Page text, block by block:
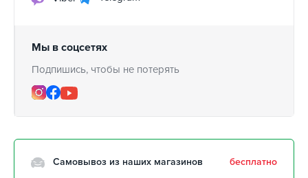
Мы в соцсетях
Подпишись, чтобы не потерять
Самовывоз из наших магазинов бесплатно